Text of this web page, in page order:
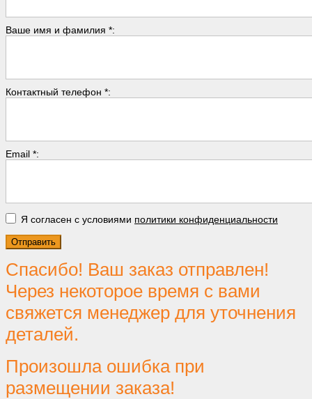
Ваше имя и фамилия *:
Контактный телефон *:
Email *:
Я согласен с условиями политики конфиденциальности
Спасибо! Ваш заказ отправлен!
Через некоторое время с вами
свяжется менеджер для уточнения
деталей.
Произошла ошибка при
размещении заказа!